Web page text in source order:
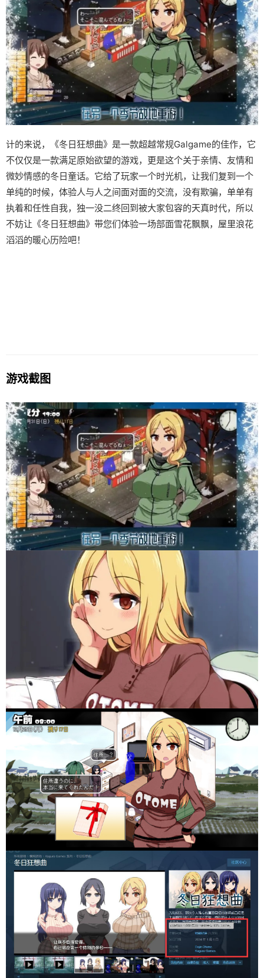
计的来说，《冬日狂想曲》是一款​​超越常规Galgame的佳作​​，它
不仅仅是一款满足原始欲望的游戏，更是这个关于亲情、友情和
微妙情感的冬日童话。它给了玩家一个时光机，让我们复到一个
单纯的时候，体验人与人之间面对面的交流，没有欺骗，单单有
执着和任性自我，独一没二终回到被大家包容的天真时代，所以
不妨让《冬日狂想曲》带您们体验一场​​部面雪花飘飘，屋里浪花
滔滔​​的暖心历险吧！
游戏截图